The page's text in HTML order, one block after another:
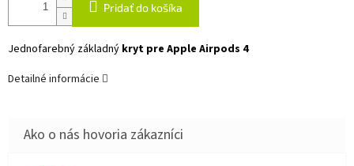
Pridať do košíka
Jednofarebný základný kryt pre Apple Airpods 4
Detailné informácie